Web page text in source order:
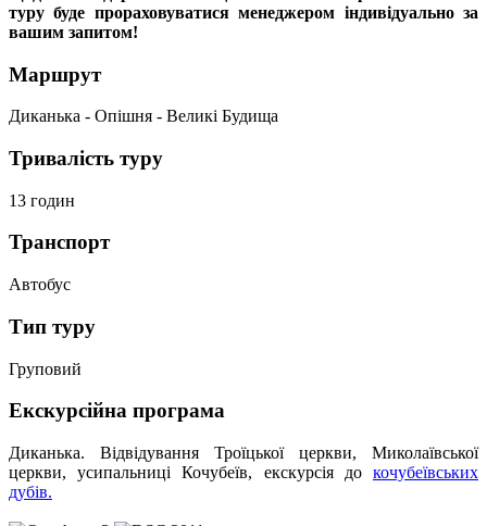
туру буде прораховуватися менеджером індивідуально за
вашим запитом!
Маршрут
Диканька - Опішня - Великі Будища
Тривалість туру
13 годин
Транспорт
Автобус
Тип туру
Груповий
Екскурсійна програма
Диканька. Відвідування Троїцької церкви, Миколаївської
церкви, усипальниці Кочубеїв, екскурсія до кочубеївських
дубів.